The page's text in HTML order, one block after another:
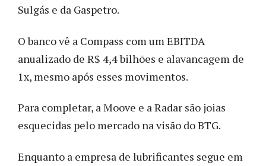
Sulgás e da Gaspetro.
O banco vê a Compass com um EBITDA
anualizado de R$ 4,4 bilhões e alavancagem de
1x, mesmo após esses movimentos.
Para completar, a Moove e a Radar são joias
esquecidas pelo mercado na visão do BTG.
Enquanto a empresa de lubrificantes segue em